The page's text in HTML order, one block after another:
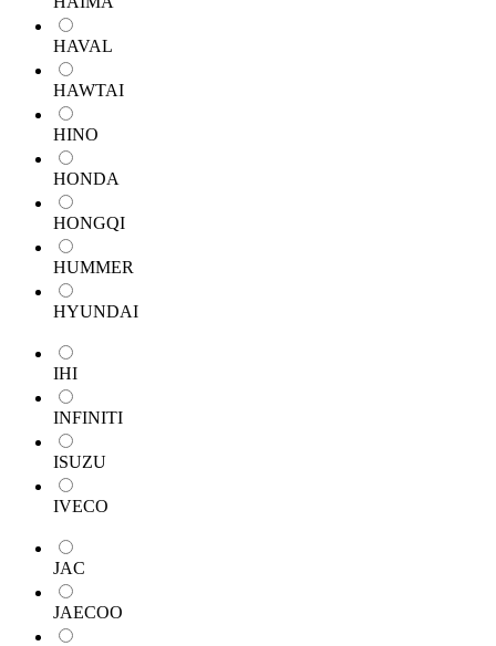
HAVAL
HAWTAI
HINO
HONDA
HONGQI
HUMMER
HYUNDAI
IHI
INFINITI
ISUZU
IVECO
JAC
JAECOO